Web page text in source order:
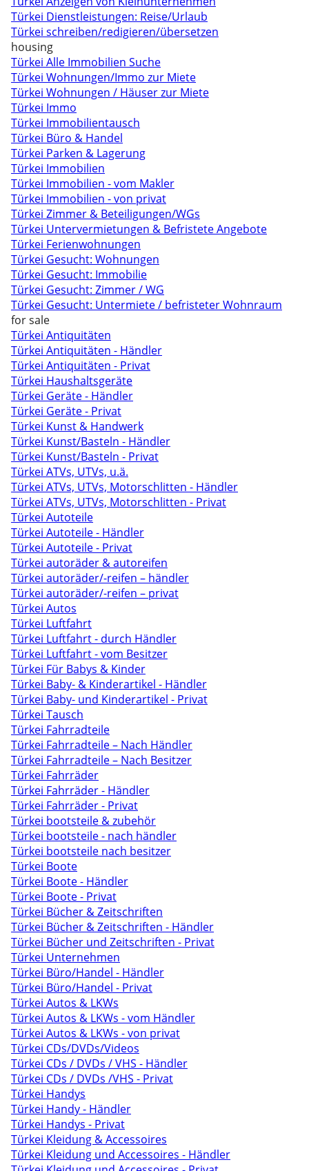
Türkei Dienstleistungen: Reise/Urlaub
Türkei schreiben/redigieren/übersetzen
housing
Türkei Alle Immobilien Suche
Türkei Wohnungen/Immo zur Miete
Türkei Wohnungen / Häuser zur Miete
Türkei Immo
Türkei Immobilientausch
Türkei Büro & Handel
Türkei Parken & Lagerung
Türkei Immobilien
Türkei Immobilien - vom Makler
Türkei Immobilien - von privat
Türkei Zimmer & Beteiligungen/WGs
Türkei Untervermietungen & Befristete Angebote
Türkei Ferienwohnungen
Türkei Gesucht: Wohnungen
Türkei Gesucht: Immobilie
Türkei Gesucht: Zimmer / WG
Türkei Gesucht: Untermiete / befristeter Wohnraum
for sale
Türkei Antiquitäten
Türkei Antiquitäten - Händler
Türkei Antiquitäten - Privat
Türkei Haushaltsgeräte
Türkei Geräte - Händler
Türkei Geräte - Privat
Türkei Kunst & Handwerk
Türkei Kunst/Basteln - Händler
Türkei Kunst/Basteln - Privat
Türkei ATVs, UTVs, u.ä.
Türkei ATVs, UTVs, Motorschlitten - Händler
Türkei ATVs, UTVs, Motorschlitten - Privat
Türkei Autoteile
Türkei Autoteile - Händler
Türkei Autoteile - Privat
Türkei autoräder & autoreifen
Türkei autoräder/-reifen – händler
Türkei autoräder/-reifen – privat
Türkei Autos
Türkei Luftfahrt
Türkei Luftfahrt - durch Händler
Türkei Luftfahrt - vom Besitzer
Türkei Für Babys & Kinder
Türkei Baby- & Kinderartikel - Händler
Türkei Baby- und Kinderartikel - Privat
Türkei Tausch
Türkei Fahrradteile
Türkei Fahrradteile – Nach Händler
Türkei Fahrradteile – Nach Besitzer
Türkei Fahrräder
Türkei Fahrräder - Händler
Türkei Fahrräder - Privat
Türkei bootsteile & zubehör
Türkei bootsteile - nach händler
Türkei bootsteile nach besitzer
Türkei Boote
Türkei Boote - Händler
Türkei Boote - Privat
Türkei Bücher & Zeitschriften
Türkei Bücher & Zeitschriften - Händler
Türkei Bücher und Zeitschriften - Privat
Türkei Unternehmen
Türkei Büro/Handel - Händler
Türkei Büro/Handel - Privat
Türkei Autos & LKWs
Türkei Autos & LKWs - vom Händler
Türkei Autos & LKWs - von privat
Türkei CDs/DVDs/Videos
Türkei CDs / DVDs / VHS - Händler
Türkei CDs / DVDs /VHS - Privat
Türkei Handys
Türkei Handy - Händler
Türkei Handys - Privat
Türkei Kleidung & Accessoires
Türkei Kleidung und Accessoires - Händler